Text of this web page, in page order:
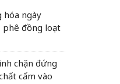
hóa ngày
phê đồng loạt
chặn đứng
cấm vào